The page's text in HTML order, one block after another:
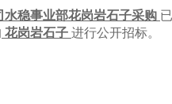
水稳事业部花岗岩石子采购
花岗岩石子 进行公开招标。